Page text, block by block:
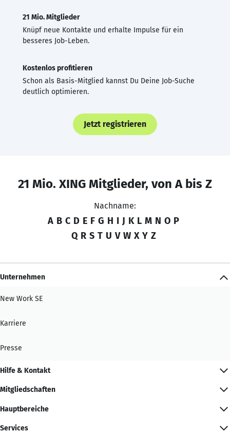
21 Mio. Mitglieder
Knüpf neue Kontakte und erhalte Impulse für ein
besseres Job-Leben.
Kostenlos profitieren
Schon als Basis-Mitglied kannst Du Deine Job-Suche
deutlich optimieren.
Jetzt registrieren
21 Mio. XING Mitglieder, von A bis Z
Nachname:
A B C D E F G H I J K L M N O P
Q R S T U V W X Y Z
Unternehmen
New Work SE
Karriere
Presse
Hilfe & Kontakt
Mitgliedschaften
Hauptbereiche
Services